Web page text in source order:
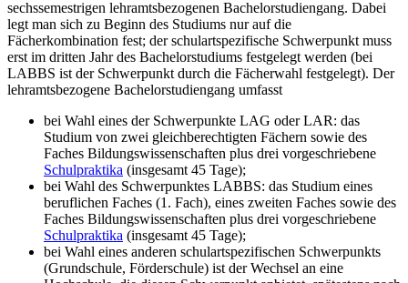
sechssemestrigen lehramtsbezogenen Bachelorstudiengang. Dabei
legt man sich zu Beginn des Studiums nur auf die
Fächerkombination fest; der schulartspezifische Schwerpunkt muss
erst im dritten Jahr des Bachelorstudiums festgelegt werden (bei
LABBS ist der Schwerpunkt durch die Fächerwahl festgelegt). Der
lehramtsbezogene Bachelorstudiengang umfasst
bei Wahl eines der Schwerpunkte LAG oder LAR: das
Studium von zwei gleichberechtigten Fächern sowie des
Faches Bildungswissenschaften plus drei vorgeschriebene
Schulpraktika (insgesamt 45 Tage);
bei Wahl des Schwerpunktes LABBS: das Studium eines
beruflichen Faches (1. Fach), eines zweiten Faches sowie des
Faches Bildungswissenschaften plus drei vorgeschriebene
Schulpraktika (insgesamt 45 Tage);
bei Wahl eines anderen schulartspezifischen Schwerpunkts
(Grundschule, Förderschule) ist der Wechsel an eine